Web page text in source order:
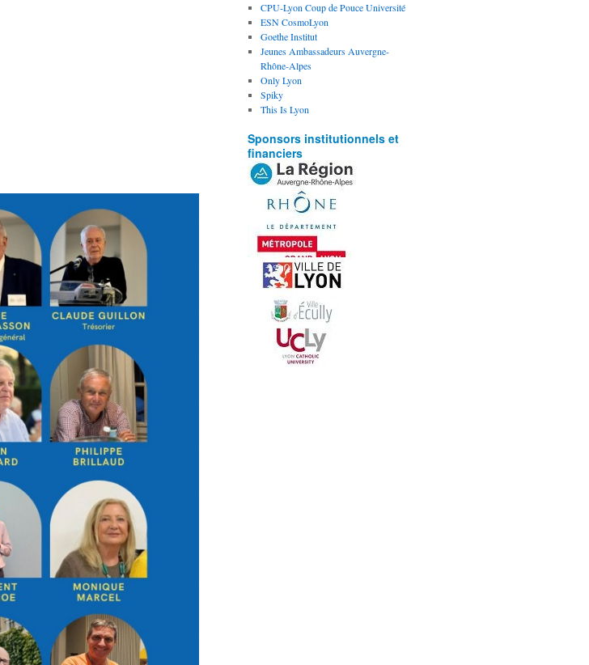
CPU-Lyon Coup de Pouce Université
ESN CosmoLyon
Goethe Institut
Jeunes Ambassadeurs Auvergne-
Rhône-Alpes
Only Lyon
Spiky
This Is Lyon
Sponsors institutionnels et
financiers